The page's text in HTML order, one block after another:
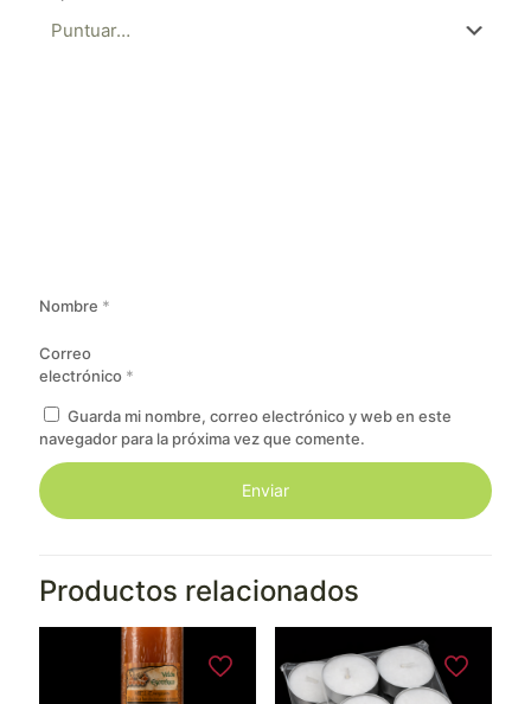
Nombre *
Correo
electrónico *
Guarda mi nombre, correo electrónico y web en este
navegador para la próxima vez que comente.
Productos relacionados